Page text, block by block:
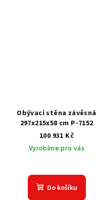
Obývací stěna závěsná
297x215x58 cm P-7152
100 931 Kč
Vyrobíme pro vás
Do košíku